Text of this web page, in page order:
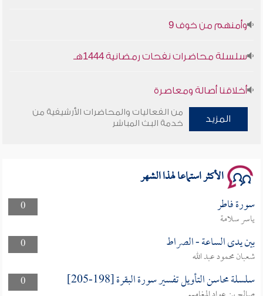
وأمنهم من خوف 9
سلسلة محاضرات نفحات رمضانية 1444هـ
أخلاقنا أصالة ومعاصرة
وأمنهم من خوف 9
المزيد
من الفعاليات والمحاضرات الأرشيفية من
خدمة البث المباشر
الأكثر استماعا لهذا الشهر
0 سورة فاطر
ياسر سلامة
0
بين يدى الساعة - الصراط
شعبان محمود عبد الله
0
سلسلة محاسن التأويل تفسير سورة البقرة [198-205]